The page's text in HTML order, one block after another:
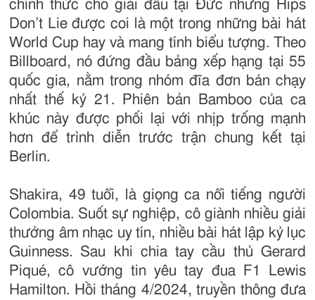
chính thức cho giải đấu tại Đức nhưng Hips
Don’t Lie được coi là một trong những bài hát
World Cup hay và mang tính biểu tượng. Theo
Billboard, nó đứng đầu bảng xếp hạng tại 55
quốc gia, nằm trong nhóm đĩa đơn bán chạy
nhất thế kỷ 21. Phiên bản Bamboo của ca
khúc này được phối lại với nhịp trống mạnh
hơn để trình diễn trước trận chung kết tại
Berlin.
Shakira, 49 tuổi, là giọng ca nổi tiếng người
Colombia. Suốt sự nghiệp, cô giành nhiều giải
thưởng âm nhạc uy tín, nhiều bài hát lập kỷ lục
Guinness. Sau khi chia tay cầu thủ Gerard
Piqué, cô vướng tin yêu tay đua F1 Lewis
Hamilton. Hồi tháng 4/2024, truyền thông đưa